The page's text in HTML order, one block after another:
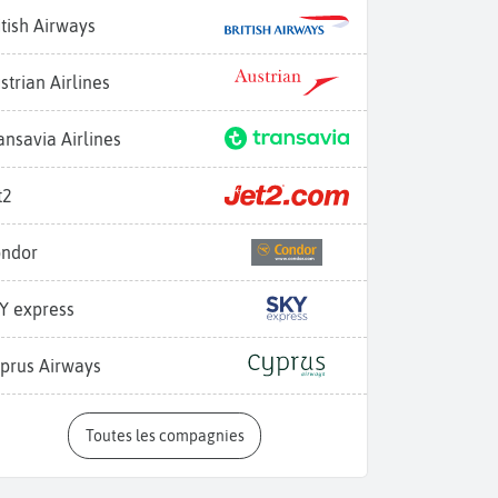
Airways
Airlines
Airlines
express
Airways
Toutes les compagnies